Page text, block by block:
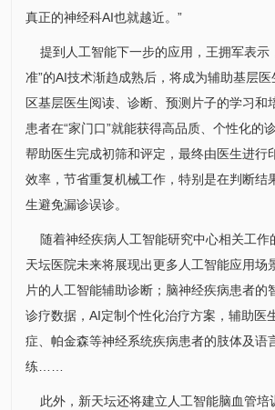
真正的神经科AI也就越近。”
提到人工智能下一步的应用， 王拥军表示
准”的AI技术渐趋成熟后，将成为辅助基层
区基层医生阅读、诊断、预测片子的学习和
患者在“家门口”就能获得高品质、个性化的
帮助医生完成初筛和评定，最终由医生进行
效率，节省重复机械工作，特别是在判断结
生避免漏诊误诊。
随着神经疾病人工智能研究中心相关工作
天坛医院未来将展现出更多人工智能应用场
片的人工智能辅助诊断；脑神经疾病患者的
诊疗数据，AI定制个性化治疗方案，辅助医
症、帕金森等神经系统疾病患者的肢体及语
练……
此外，新天坛还将建立人工智能脑血管培